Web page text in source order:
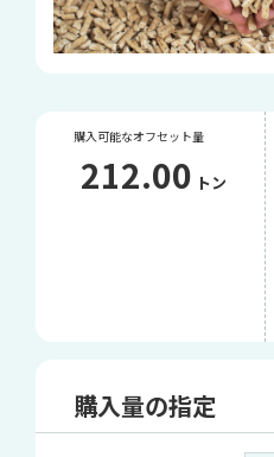
購入可能なオフセット量
212.00 トン
購入量の指定